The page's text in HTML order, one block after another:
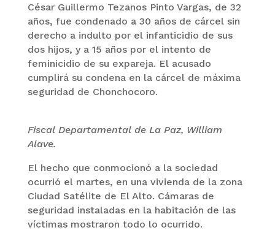
César Guillermo Tezanos Pinto Vargas, de 32
años, fue condenado a 30 años de cárcel sin
derecho a indulto por el infanticidio de sus
dos hijos, y a 15 años por el intento de
feminicidio de su expareja. El acusado
cumplirá su condena en la cárcel de máxima
seguridad de Chonchocoro.
Fiscal Departamental de La Paz, William
Alave.
El hecho que conmocionó a la sociedad
ocurrió el martes, en una vivienda de la zona
Ciudad Satélite de El Alto. Cámaras de
seguridad instaladas en la habitación de las
víctimas mostraron todo lo ocurrido.